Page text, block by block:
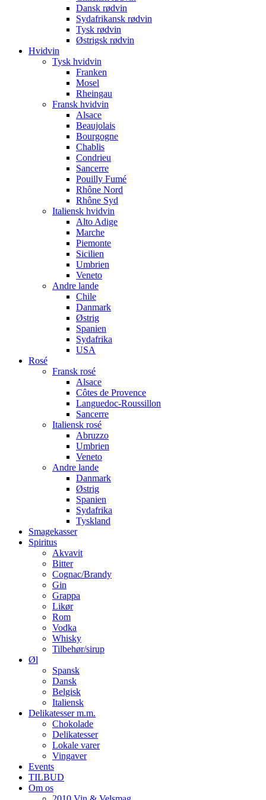
Dansk rødvin
Sydafrikansk rødvin
Tysk rødvin
Østrigsk rødvin
Hvidvin
Tysk hvidvin
Franken
Mosel
Rheingau
Fransk hvidvin
Alsace
Beaujolais
Bourgogne
Chablis
Condrieu
Sancerre
Pouilly Fumé
Rhône Nord
Rhône Syd
Italiensk hvidvin
Alto Adige
Marche
Piemonte
Sicilien
Umbrien
Veneto
Andre lande
Chile
Danmark
Østrig
Spanien
Sydafrika
USA
Rosé
Fransk rosé
Alsace
Côtes de Provence
Languedoc-Roussillon
Sancerre
Italiensk rosé
Abruzzo
Umbrien
Veneto
Andre lande
Danmark
Østrig
Spanien
Sydafrika
Tyskland
Smagekasser
Spiritus
Akvavit
Bitter
Cognac/Brandy
Gin
Grappa
Likør
Rom
Vodka
Whisky
Tilbehør/sirup
Øl
Spansk
Dansk
Belgisk
Italiensk
Delikatesser m.m.
Chokolade
Delikatesser
Lokale varer
Vingaver
Events
TILBUD
Om os